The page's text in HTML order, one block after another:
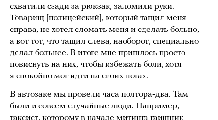
схватили сзади за рюкзак, заломили руки.
Товарищ [полицейский], который тащил меня
справа, не хотел сломать меня и сделать больно,
а вот тот, что тащил слева, наоборот, специально
делал больнее. В итоге мне пришлось просто
повиснуть на них, чтобы избежать боли, хотя
я спокойно мог идти на своих ногах.
В автозаке мы провели часа полтора-два. Там
были и совсем случайные люди. Например,
таксист, которому в начале митинга гаишник